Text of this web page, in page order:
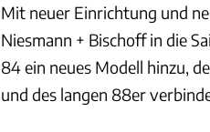
Mit neuer Einrichtung und
Niesmann + Bischoff in die
84 ein neues Modell hinzu,
und des langen 88er